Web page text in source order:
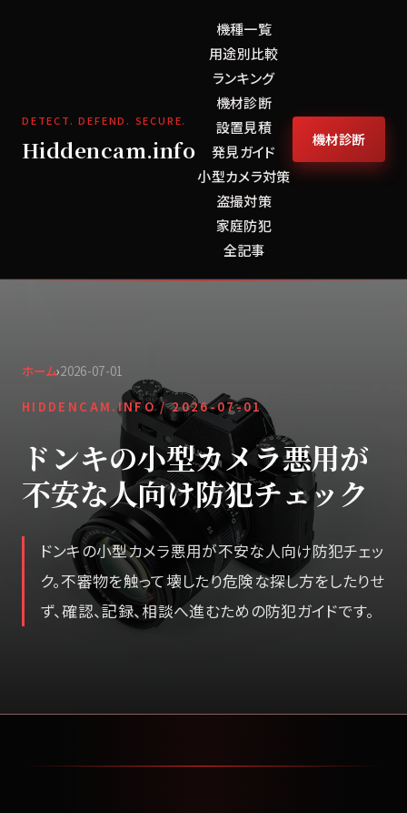
DETECT. DEFEND. SECURE.
Hiddencam.info
機種一覧
用途別比較
ランキング
機材診断
設置見積
発見ガイド
小型カメラ対策
盗撮対策
家庭防犯
全記事
機材診断
ホーム›2026-07-01
HIDDENCAM.INFO /2026-07-01
ドンキの小型カメラ悪用が
不安な人向け防犯チェック
ドンキの小型カメラ悪用が不安な人向け防犯チェッ
ク。不審物を触って壊したり危険な探し方をしたりせ
ず、確認、記録、相談へ進むための防犯ガイドです。